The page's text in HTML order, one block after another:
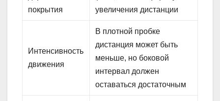
покрытия
увеличения дистанции
Интенсивность
движения
В плотной пробке
дистанция может быть
меньше, но боковой
интервал должен
оставаться достаточным